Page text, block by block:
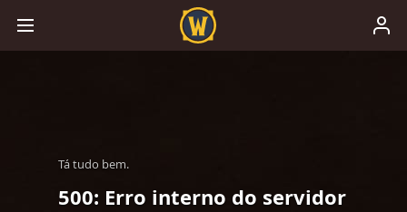
Tá tudo bem.
500: Erro interno do servidor